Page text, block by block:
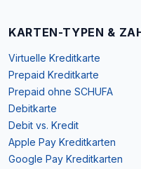
KARTEN-TYPEN &
Virtuelle Kreditkarte
Prepaid Kreditkarte
Prepaid ohne SCHUFA
Debitkarte
Debit vs. Kredit
Apple Pay Kreditkarten
Google Pay Kreditkarten